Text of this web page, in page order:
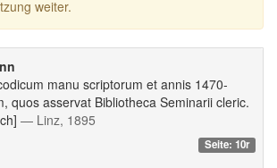
weiter.
manu scriptorum et annis 1470-
quos asservat Bibliotheca Seminarii cleric.
— Linz, 1895
Seite: 10r